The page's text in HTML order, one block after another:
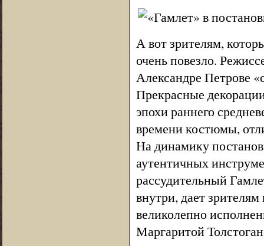
А вот зрителям,
очень повезло.
Александре Петрове
Прекрасные
эпохи раннего
времени костюмы,
На динамику
аутентичных
рассудительный
внутри, дает
великолепно
Маргаритой